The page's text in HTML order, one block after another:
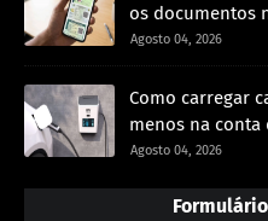
os documentos
Agosto 04, 2026
Como carregar
menos na conta
Agosto 04, 2026